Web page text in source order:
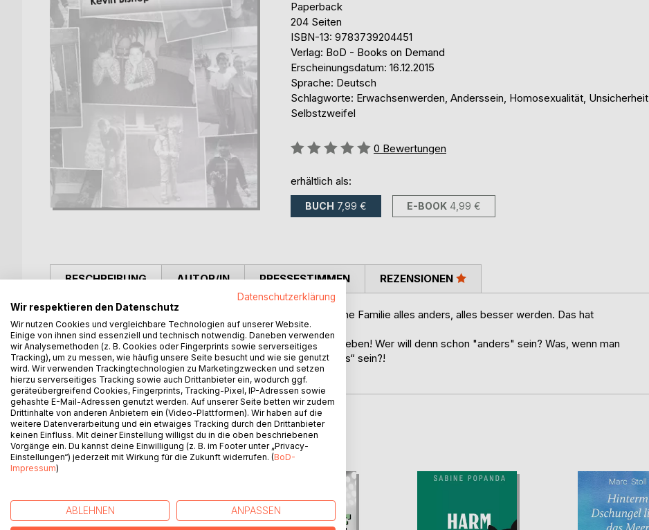
Paperback
204 Seiten
ISBN-13: 9783739204451
Verlag: BoD - Books on Demand
Erscheinungsdatum: 16.12.2015
Sprache: Deutsch
Schlagworte: Erwachsenwerden, Anderssein, Homosexualität, Unsicherheit,
Selbstzweifel
Bewertung::
0 Bewertungen
erhältlich als:
BUCH 7,99 € E-BOOK 4,99 €
BESCHREIBUNG
Mit dem Umzug nach Mittelfranken soll für Marek und seine Familie alles anders, alles besser werden. Das hat
zumindest Vati beim Packen der Möbel gesagt.
"Anders" - das klingt so ungewohnt, so fremd. So anders eben! Wer will denn schon "anders" sein? Was, wenn man
merkt, dass man nichts dagegen tun kann? Einfach „anders“ sein?!
Und wieso nennen sie ihn Knuddelbär?
AUTOR/IN PRESSESTIMMEN REZENSIONEN
WEITERE TITEL BEIBoD
Datenschutzerklärung
Wir respektieren den Datenschutz
Wir nutzen Cookies und vergleichbare Technologien auf unserer Website.
Einige von ihnen sind essenziell und technisch notwendig. Daneben verwenden
wir Analysemethoden (z. B. Cookies oder Fingerprints sowie serverseitiges
Tracking), um zu messen, wie häufig unsere Seite besucht und wie sie genutzt
wird. Wir verwenden Trackingtechnologien zu Marketingzwecken und setzen
hierzu serverseitiges Tracking sowie auch Drittanbieter ein, wodurch ggf.
geräteübergreifend Cookies, Fingerprints, Tracking-Pixel, IP-Adressen sowie
gehashte E-Mail-Adressen genutzt werden. Auf unserer Seite betten wir zudem
Drittinhalte von anderen Anbietern ein (Video-Plattformen). Wir haben auf die
weitere Datenverarbeitung und ein etwaiges Tracking durch den Drittanbieter
keinen Einfluss. Mit deiner Einstellung willigst du in die oben beschriebenen
Vorgänge ein. Du kannst deine Einwilligung (z. B. im Footer unter „Privacy-
Einstellungen“) jederzeit mit Wirkung für die Zukunft widerrufen. (BoD-
Impressum)
ABLEHNEN ANPASSEN